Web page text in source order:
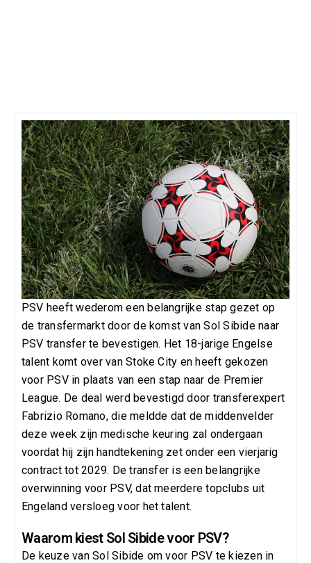
PSV heeft wederom een belangrijke stap gezet op
de transfermarkt door de komst van Sol Sibide naar
PSV transfer te bevestigen. Het 18-jarige Engelse
talent komt over van Stoke City en heeft gekozen
voor PSV in plaats van een stap naar de Premier
League. De deal werd bevestigd door transferexpert
Fabrizio Romano, die meldde dat de middenvelder
deze week zijn medische keuring zal ondergaan
voordat hij zijn handtekening zet onder een vierjarig
contract tot 2029. De transfer is een belangrijke
overwinning voor PSV, dat meerdere topclubs uit
Engeland versloeg voor het talent.
Waarom kiest Sol Sibide voor PSV?
De keuze van Sol Sibide om voor PSV te kiezen in